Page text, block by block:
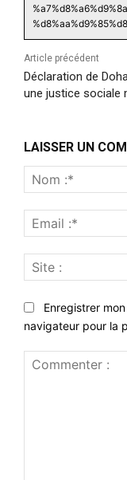
Article précédent
Déclaration de
une justice sociale
LAISSER UN
Enregistrer
navigateur pour la